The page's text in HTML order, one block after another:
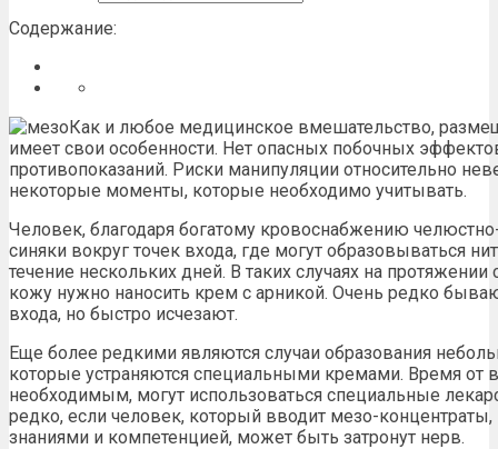
Содержание:
Как и любое медицинское вмешательство,
имеет свои особенности. Нет опасных побочных
противопоказаний. Риски манипуляции относительно
некоторые моменты, которые необходимо учитывать.
Человек, благодаря богатому кровоснабжению
синяки вокруг точек входа, где могут образовываться
течение нескольких дней. В таких случаях на
кожу нужно наносить крем с арникой. Очень редко
входа, но быстро исчезают.
Еще более редкими являются случаи образования
которые устраняются специальными кремами. Время от
необходимым, могут использоваться специальные
редко, если человек, который вводит мезо-
знаниями и компетенцией, может быть затронут нерв.